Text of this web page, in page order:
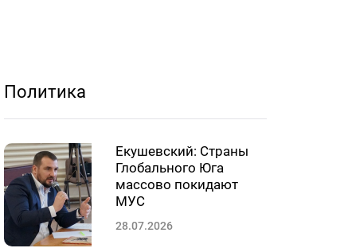
Политика
Екушевский: Страны
Глобального Юга
массово покидают
МУС
28.07.2026